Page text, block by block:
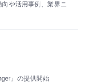
や活用事例、業界ニ
」の提供開始